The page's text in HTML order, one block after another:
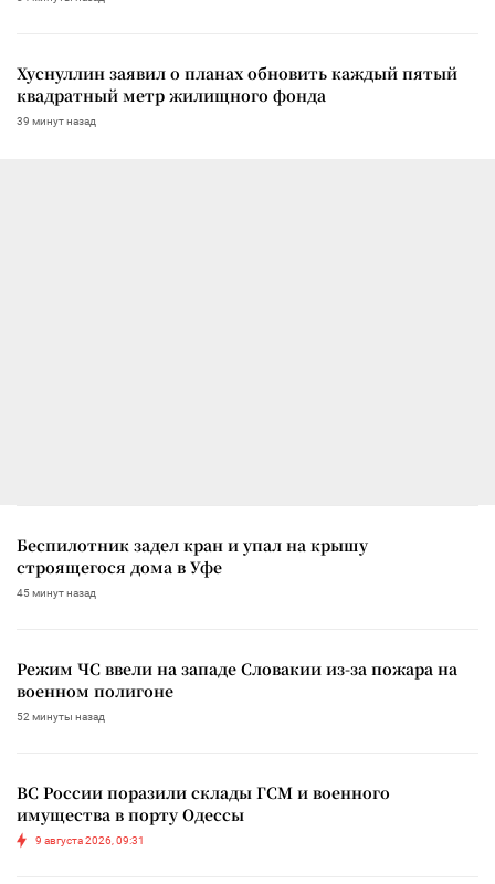
Хуснуллин заявил о планах обновить каждый пятый
квадратный метр жилищного фонда
39 минут назад
Беспилотник задел кран и упал на крышу
строящегося дома в Уфе
45 минут назад
Режим ЧС ввели на западе Словакии из-за пожара на
военном полигоне
52 минуты назад
ВС России поразили склады ГСМ и военного
имущества в порту Одессы
9 августа 2026, 09:31